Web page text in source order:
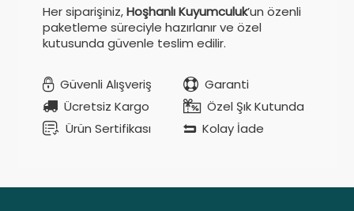
Her siparişiniz,Hoşhanlı Kuyumculuk’un özenli
paketleme süreciyle hazırlanır ve özel
kutusunda güvenle teslim edilir.
Güvenli Alışveriş
Garanti
Ücretsiz Kargo
Özel Şık Kutunda
Ürün Sertifikası
Kolay İade